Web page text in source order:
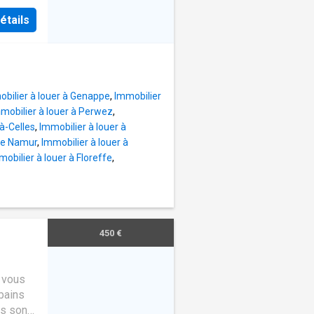
à louer à Genappe, Immobilier
à louer à Perwez,
Celles, Immobilier à louer à
Namur, Immobilier à louer à
à louer à Floreffe,
sont
450 €